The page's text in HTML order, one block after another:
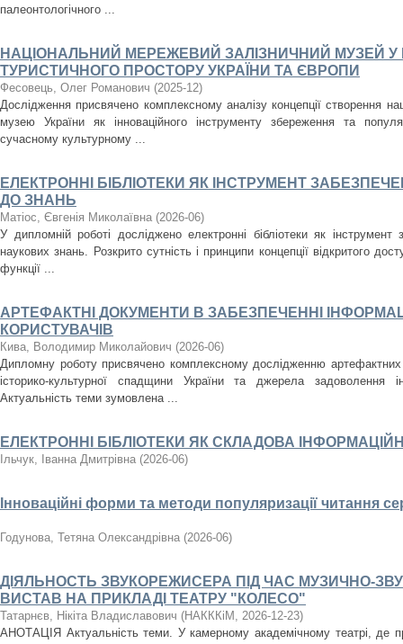
палеонтологічного ...
НАЦІОНАЛЬНИЙ МЕРЕЖЕВИЙ ЗАЛІЗНИЧНИЙ МУЗЕЙ У
ТУРИСТИЧНОГО ПРОСТОРУ УКРАЇНИ ТА ЄВРОПИ
Фесовець, Олег Романович (2025-12)
Дослідження присвячено комплексному аналізу концепції створення
музею України як інноваційного інструменту збереження та
сучасному культурному ...
ЕЛЕКТРОННІ БІБЛІОТЕКИ ЯК ІНСТРУМЕНТ
ДО ЗНАНЬ
Матіос, Євгенія Миколаївна (2026-06)
У дипломній роботі досліджено електронні бібліотеки як інструмент
наукових знань. Розкрито сутність і принципи концепції відкритого
функції ...
АРТЕФАКТНІ ДОКУМЕНТИ В ЗАБЕЗПЕЧЕННІ
КОРИСТУВАЧІВ
Кива, Володимир Миколайович (2026-06)
Дипломну роботу присвячено комплексному дослідженню
історико-культурної спадщини України та джерела задоволення
Актуальність теми зумовлена ...
ЕЛЕКТРОННІ БІБЛІОТЕКИ ЯК СКЛАДОВА
Ільчук, Іванна Дмитрівна (2026-06)
Інноваційні форми та методи популяризації читання
Годунова, Тетяна Олександрівна (2026-06)
ДІЯЛЬНОСТЬ ЗВУКОРЕЖИСЕРА ПІД ЧАС МУЗИЧНО-
ВИСТАВ НА ПРИКЛАДІ ТЕАТРУ "КОЛЕСО"
Татарнєв, Нікіта Владиславович (НАКККіМ , 2026-12-23)
АНОТАЦІЯ Актуальність теми. У камерному академічному театрі, де